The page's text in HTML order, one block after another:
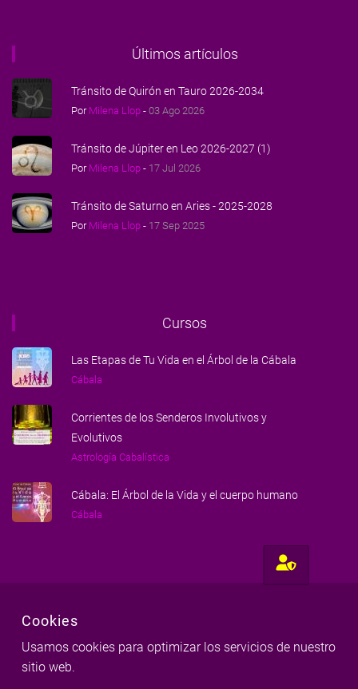
Últimos artículos
Tránsito de Quirón en Tauro 2026-2034
Por Milena Llop - 03 Ago 2026
Tránsito de Júpiter en Leo 2026-2027 (1)
Por Milena Llop - 17 Jul 2026
Tránsito de Saturno en Aries - 2025-2028
Por Milena Llop - 17 Sep 2025
Cursos
Las Etapas de Tu Vida en el Árbol de la Cábala
Cábala
Corrientes de los Senderos Involutivos y
Evolutivos
Astrología Cabalística
Cábala: El Árbol de la Vida y el cuerpo humano
Cábala
Cookies
Usamos cookies para optimizar los servicios de nuestro
sitio web.